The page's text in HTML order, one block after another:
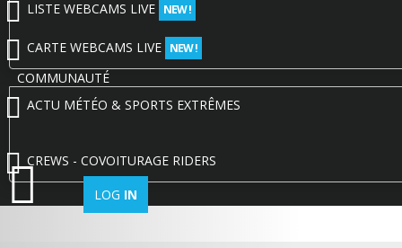
LISTE WEBCAMS LIVE NEW !
CARTE WEBCAMS LIVE NEW !
COMMUNAUTÉ
ACTU MÉTÉO & SPORTS EXTRÊMES
CREWS - COVOITURAGE RIDERS
LOG IN